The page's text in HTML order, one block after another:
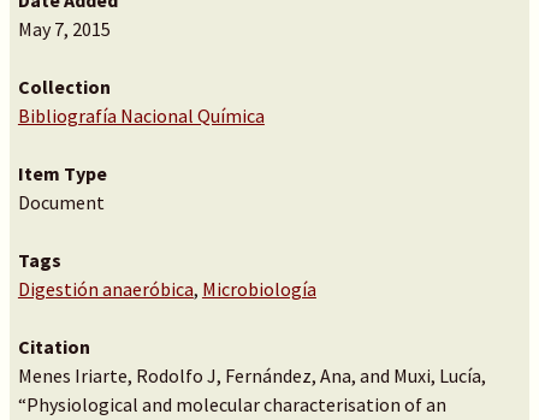
May 7, 2015
Collection
Bibliografía Nacional Química
Item Type
Document
Tags
Digestión anaeróbica, Microbiología
Citation
Menes Iriarte, Rodolfo J, Fernández, Ana, and Muxi, Lucía,
“Physiological and molecular characterisation of an